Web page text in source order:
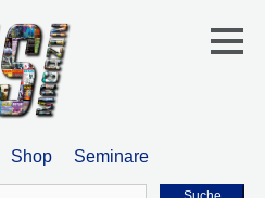
Shop Seminare